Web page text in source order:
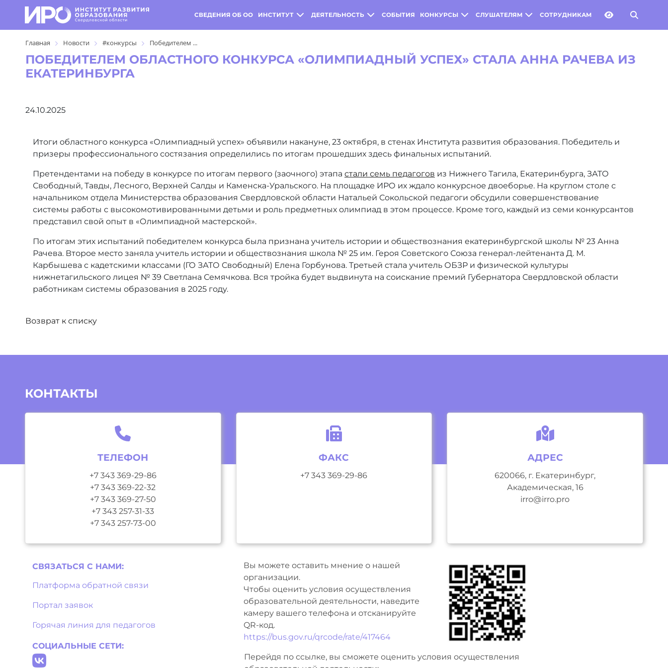
СВЕДЕНИЯ ОБ ОО ИНСТИТУТ ДЕЯТЕЛЬНОСТЬ СОБЫТИЯ КОНКУРСЫ СЛУШАТЕЛЯМ СОТРУДНИКАМ
Главная Новости #конкурсы Победителем ...
ПОБЕДИТЕЛЕМ ОБЛАСТНОГО КОНКУРСА «ОЛИМПИАДНЫЙ УСПЕХ» СТАЛА АННА РАЧЕВА ИЗ
ЕКАТЕРИНБУРГА
24.10.2025
Итоги областного конкурса «Олимпиадный успех» объявили накануне, 23 октября, в стенах Института развития образования. Победитель и
призеры профессионального состязания определились по итогам прошедших здесь финальных испытаний.
Претендентами на победу в конкурсе по итогам первого (заочного) этапа стали семь педагогов из Нижнего Тагила, Екатеринбурга, ЗАТО
Свободный, Тавды, Лесного, Верхней Салды и Каменска-Уральского. На площадке ИРО их ждало конкурсное двоеборье. На круглом столе с
начальником отдела Министерства образования Свердловской области Натальей Сокольской педагоги обсудили совершенствование
системы работы с высокомотивированными детьми и роль предметных олимпиад в этом процессе. Кроме того, каждый из семи конкурсантов
представил свой опыт в «Олимпиадной мастерской».
По итогам этих испытаний победителем конкурса была признана учитель истории и обществознания екатеринбургской школы № 23 Анна
Рачева. Второе место заняла учитель истории и обществознания школа № 25 им. Героя Советского Союза генерал-лейтенанта Д. М.
Карбышева с кадетскими классами (ГО ЗАТО Свободный) Елена Горбунова. Третьей стала учитель ОБЗР и физической культуры
нижнетагильского лицея № 39 Светлана Семячкова. Вся тройка будет выдвинута на соискание премий Губернатора Свердловской области
работникам системы образования в 2025 году.
Возврат к списку
КОНТАКТЫ
ТЕЛЕФОН
+7 343 369-29-86
+7 343 369-22-32
+7 343 369-27-50
+7 343 257-31-33
+7 343 257-73-00
ФАКС
+7 343 369-29-86
АДРЕС
620066, г. Екатеринбург,
Академическая, 16
irro@irro.pro
СВЯЗАТЬСЯ С НAМИ:
Платформа обратной связи
Портал заявок
Горячая линия для педагогов
СОЦИАЛЬНЫЕ СЕТИ:
Вы можете оставить мнение о нашей
организации.
Чтобы оценить условия осуществления
образовательной деятельности, наведите
камеру вашего телефона и отсканируйте
QR-код.
https://bus.gov.ru/qrcode/rate/417464
Перейдя по ссылке, вы сможете оценить условия осуществления